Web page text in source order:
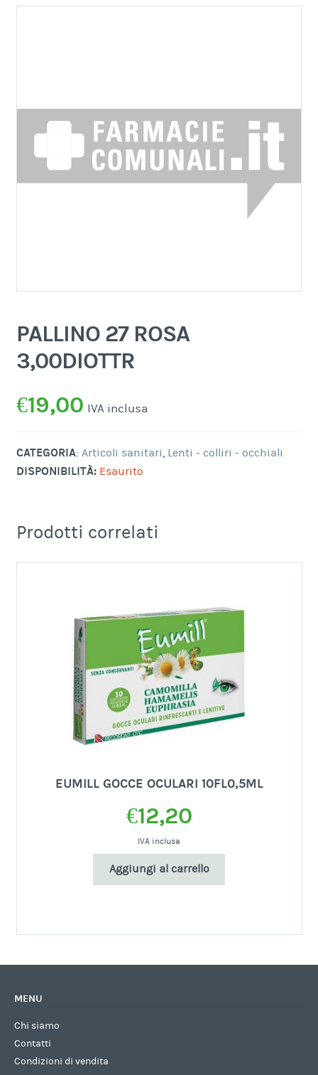
PALLINO 27 ROSA
3,00DIOTTR
€19,00 IVA inclusa
CATEGORIA: Articoli sanitari, Lenti - colliri - occhiali
DISPONIBILITÀ: Esaurito
Prodotti correlati
EUMILL GOCCE OCULARI 10FL0,5ML
€12,20
IVA inclusa
Aggiungi al carrello
MENU
Chi siamo
Contatti
Condizioni di vendita